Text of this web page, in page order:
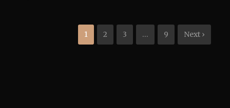
1 2 3 … 9 Next ›